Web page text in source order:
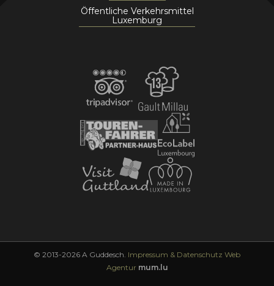
Öffentliche Verkehrsmittel
Luxemburg
© 2013-2026 A Guddesch. Impressum & Datenschutz Web
Agentur mum.lu